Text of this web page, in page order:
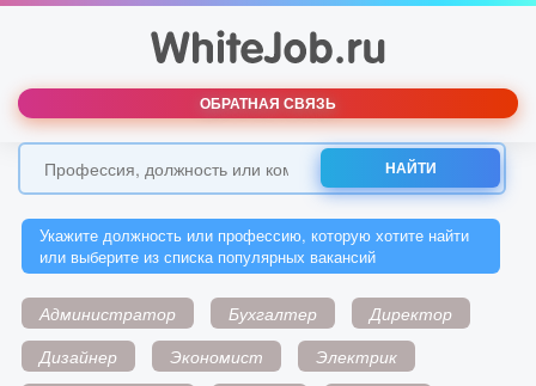
ОБРАТНАЯ СВЯЗЬ
НАЙТИ
Укажите должность или профессию, которую хотите найти
или выберите из списка популярных вакансий
Администратор Бухгалтер
Директор
Дизайнер
Экономист
Электрик